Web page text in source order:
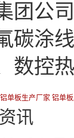
团公
碳涂
数控
单板生产厂家 铝单
讯